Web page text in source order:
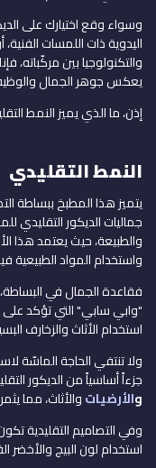
وسواء وقع اختيارك على
اليدوية ذات اللمسات الفنية،
والتكنولوجيا بين
يعكس جوهر الجمال
إذن، ما الذي يميز النمط
النمط التقليدي
يتميز هذا المطبخ ببساطة
جماليات الديكور التقليدي
والطبيعة، حيث يعتمد هذا
واستخدام المواد الطبيعية
فقاعدة الجمال في البساطة،
"وابي سابي" التي تؤكد على
استخدام الأثاث والزخارف
ولا تنتفي الحاجة الماسّة
جزءاً أساسياً من الديكور
والأرضياتوالأثاث، مما
وفي التصاميم التقليدية
استخدام لون البيج والأخضر